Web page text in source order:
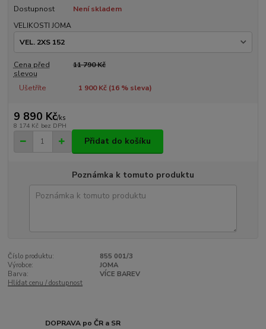
Dostupnost
Není skladem
VELIKOSTI JOMA
Cena před
slevou
11 790 Kč
Ušetříte 1 900 Kč (16% sleva)
9 890 Kč/ks
8 174 Kč bez DPH
Přidat do košíku
Poznámka k tomuto produktu
Číslo produktu:
855 001/3
Výrobce:
JOMA
Barva:
VÍCE BAREV
Hlídat cenu / dostupnost
DOPRAVA po ČR a SR